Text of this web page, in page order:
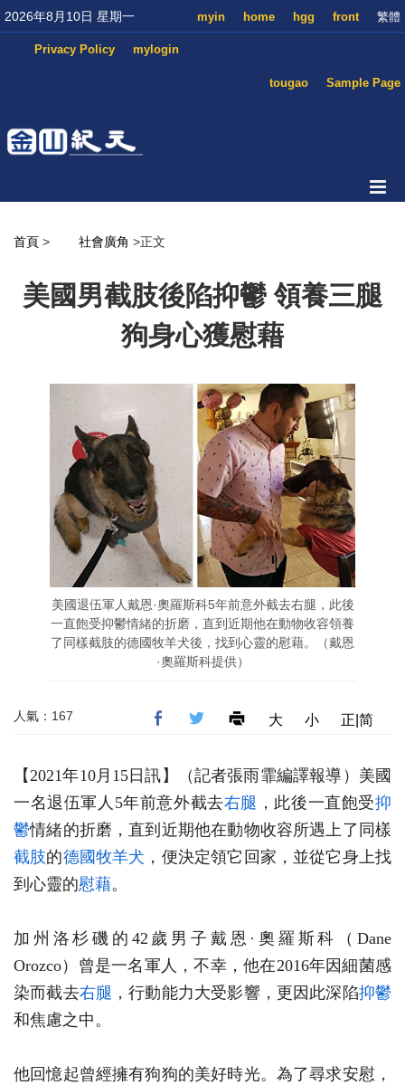
2026年8月10日 星期一 繁體
front
hgg
home
myin
mylogin
Privacy Policy
Sample Page
tougao
首頁 > 社會廣角 >正文
美國男截肢後陷抑鬱 領養三腿
狗身心獲慰藉
美國退伍軍人戴恩·奧羅斯科5年前意外截去右腿，此後
一直飽受抑鬱情緒的折磨，直到近期他在動物收容領養
了同樣截肢的德國牧羊犬後，找到心靈的慰藉。（戴恩
·奧羅斯科提供）
人氣：167 大 小 正|简
【2021年10月15日訊】（記者張雨霏編譯報導）美國
一名退伍軍人5年前意外截去右腿 ，此後一直飽受抑
鬱情緒的折磨，直到近期他在動物收容所遇上了同樣
截肢的德國牧羊犬 ，便決定領它回家，並從它身上找
到心靈的慰藉。
加州洛杉磯的42歲男子戴恩·奧羅斯科（Dane
Orozco）曾是一名軍人，不幸，他在2016年因細菌感
染而截去右腿 ，行動能力大受影響，更因此深陷抑鬱
和焦慮之中。
他回憶起曾經擁有狗狗的美好時光。為了尋求安慰，